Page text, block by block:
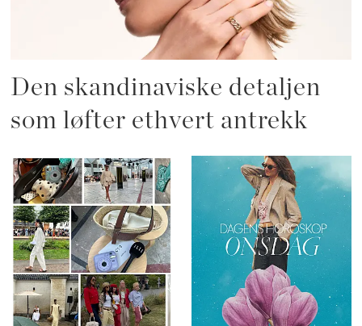
Den skandinaviske detaljen
som løfter ethvert antrekk